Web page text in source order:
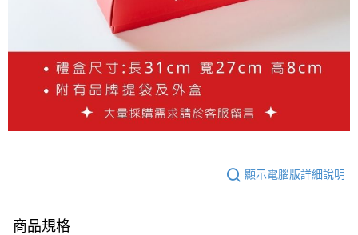
顯示電腦版詳細說明
商品規格